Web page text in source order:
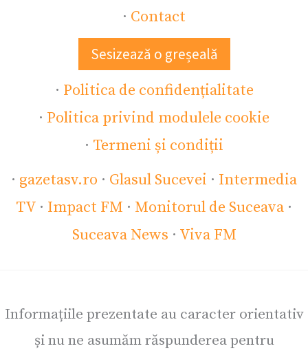
· Contact
Sesizează o greșeală
· Politica de confidențialitate
· Politica privind modulele cookie
· Termeni și condiții
· gazetasv.ro · Glasul Sucevei · Intermedia
TV · Impact FM · Monitorul de Suceava ·
Suceava News · Viva FM
Informațiile prezentate au caracter orientativ
și nu ne asumăm răspunderea pentru